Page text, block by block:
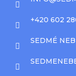
+420 602
SEDMÉ